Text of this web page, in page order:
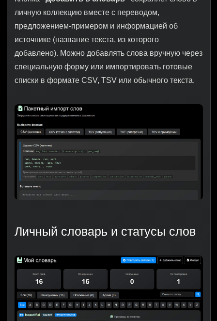
личную коллекцию вместе с переводом,
предложением-примером и информацией об
источнике (название текста, из которого
добавлено). Можно добавлять слова вручную через
специальную форму или импортировать готовые
списки в формате CSV, TSV или обычного текста.
Личный словарь и статусы слов